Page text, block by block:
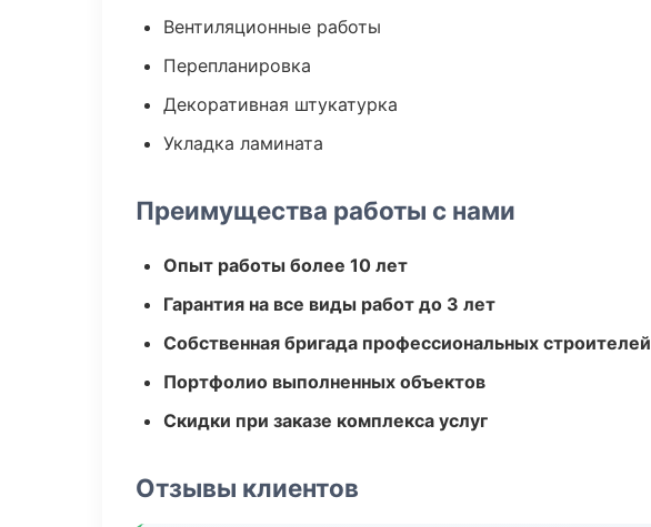
Вентиляционные работы
Перепланировка
Декоративная штукатурка
Укладка ламината
Преимущества работы с нами
Опыт работы более 10 лет
Гарантия на все виды работ до 3 лет
Собственная бригада профессиональных строителей
Портфолио выполненных объектов
Скидки при заказе комплекса услуг
Отзывы клиентов